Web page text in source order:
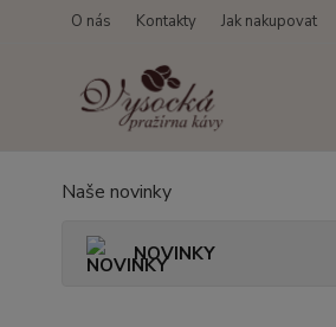
O nás Kontakty Jak nakupovat
Naše novinky
NOVINKY